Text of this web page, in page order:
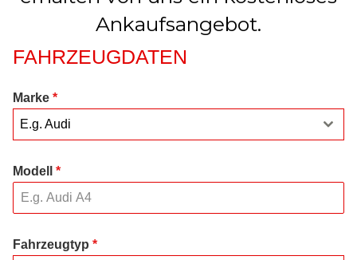
Ankaufsangebot.
FAHRZEUGDATEN
Marke *
E.g. Audi
Modell *
Fahrzeugtyp *